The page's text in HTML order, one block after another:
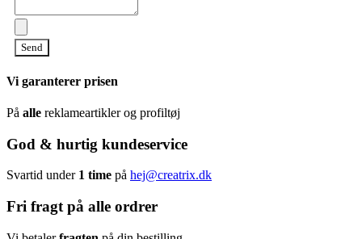
Send
Vi garanterer prisen
På alle reklameartikler og profiltøj
God & hurtig kundeservice
Svartid under 1 time på hej@creatrix.dk
Fri fragt på alle ordrer